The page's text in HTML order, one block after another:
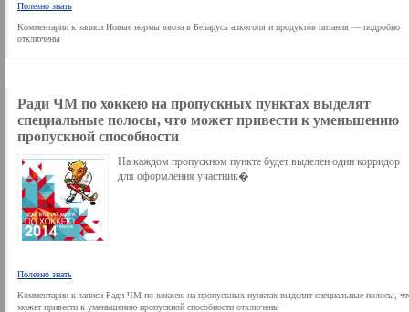
Полезно знать
Комментарии к записи Новые нормы ввоза в Беларусь алкоголя и продуктов питания — подробно
отключены
Ради ЧМ по хоккею на пропускных пунктах выделят
специальные полосы, что может привести к уменьшению
пропускной способности
На каждом пропускном пункте будет выделен один корридор
для оформления участник�
Полезно знать
Комментарии к записи Ради ЧМ по хоккею на пропускных пунктах выделят специальные полосы,
может привести к уменьшению пропускной способности отключены